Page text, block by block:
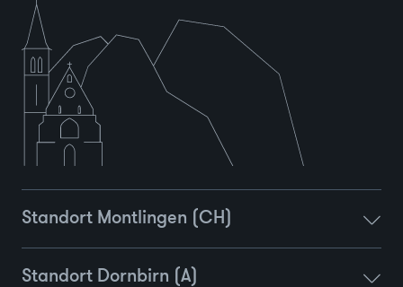
Standort Montlingen (CH)
Standort Dornbirn (A)